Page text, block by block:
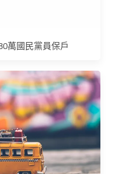
萬國民黨員保戶